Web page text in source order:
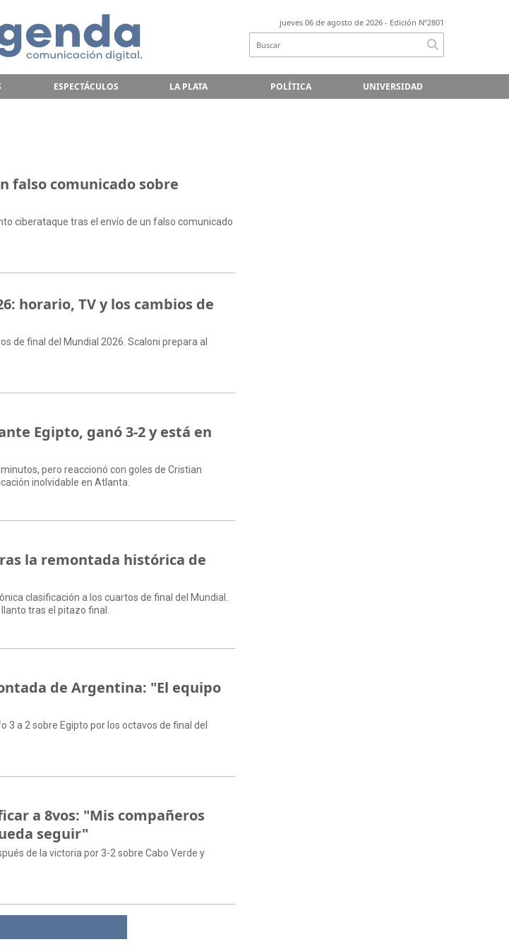
jueves 06 de agosto de 2026 - Edición Nº2801
ESPECTÁCULOS LA PLATA POLÍTICA UNIVERSIDAD
falso comunicado sobre
ciberataque tras el envío de un falso comunicado
horario, TV y los cambios de
de final del Mundial 2026. Scaloni prepara al
Egipto, ganó 3-2 y está en
pero reaccionó con goles de Cristian
inolvidable en Atlanta.
la remontada histórica de
clasificación a los cuartos de final del Mundial.
tras el pitazo final.
de Argentina: "El equipo
3 a 2 sobre Egipto por los octavos de final del
a 8vos: "Mis compañeros
seguir"
de la victoria por 3-2 sobre Cabo Verde y